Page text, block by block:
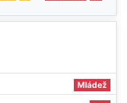
Mládež